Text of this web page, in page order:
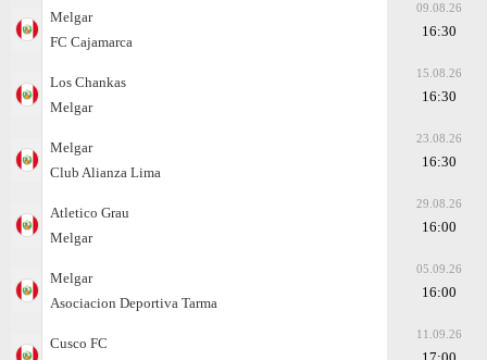
Melgar
FC Cajamarca
09.08.26
16:30
Los Chankas
Melgar
15.08.26
16:30
Melgar
Club Alianza Lima
23.08.26
16:30
Atletico Grau
Melgar
29.08.26
16:00
Melgar
Asociacion Deportiva Tarma
05.09.26
16:00
Cusco FC
11.09.26